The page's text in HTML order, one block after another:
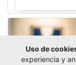
Uso de
experiencia y